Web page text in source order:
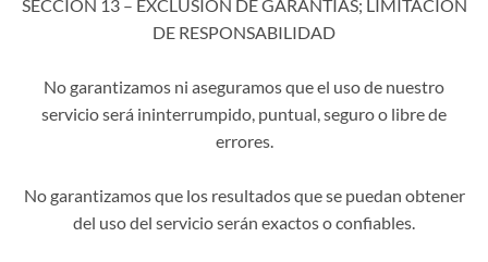
SECCIÓN 13 – EXCLUSIÓN DE GARANTÍAS; LIMITACIÓN
DE RESPONSABILIDAD
No garantizamos ni aseguramos que el uso de nuestro
servicio será ininterrumpido, puntual, seguro o libre de
errores.
No garantizamos que los resultados que se puedan obtener
del uso del servicio serán exactos o confiables.